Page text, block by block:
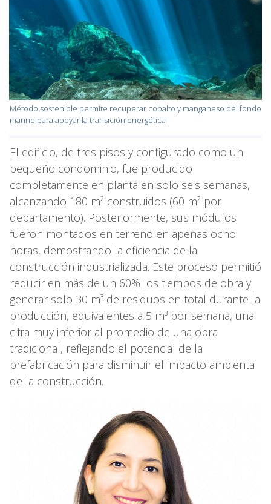
Método sostenible permite recuperar cobalto y manganeso del fondo
marino para apoyar la transición energética
El edificio, de tres pisos y configurado como un
pequeño condominio, fue producido
completamente en planta en solo seis semanas,
alcanzando 180 m² construidos (60 m² por
departamento). Posteriormente, sus módulos
fueron montados en terreno en apenas ocho
horas, demostrando la eficiencia de la
construcción industrializada. Este proceso permitió
reducir en más de un 60% los tiempos de obra y
generar solo 30 m³ de residuos en total durante la
producción, equivalentes a 5 m³ por semana, una
cifra muy inferior al promedio de una obra
tradicional, reflejando el potencial de la
prefabricación para disminuir el impacto ambiental
de la construcción.